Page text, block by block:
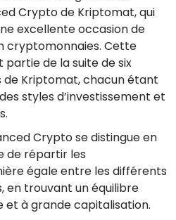
(DCA)
du prix de vos jetons préférés
d'investissement
pour des performances optimales
Crypto de Kriptomat, qui
excellente occasion de
cryptomonnaies. Cette
de la suite de six
Kriptomat, chacun étant
styles d’investissement et
Crypto se distingue en
de répartir les
égale entre les différents
en trouvant un équilibre
à grande capitalisation.